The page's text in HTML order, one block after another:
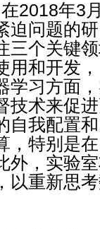
2018年3
迫问题的
三个关键
用和开发
学习方面
技术来促
自我配置
，特别是
外，实验
以重新思